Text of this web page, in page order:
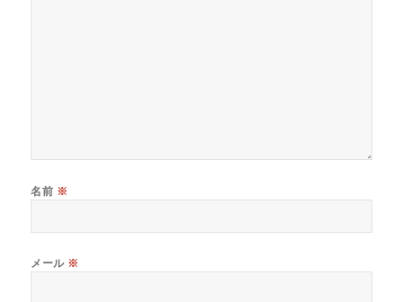
名前 ※
メール ※